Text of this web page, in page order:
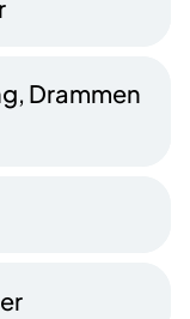
Drammen